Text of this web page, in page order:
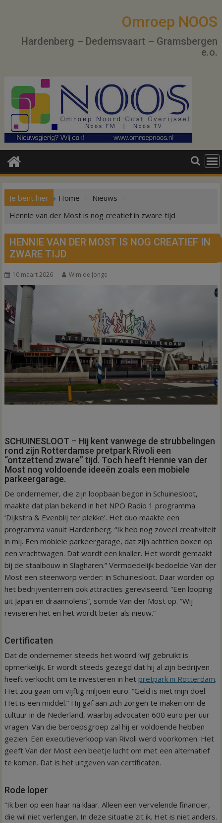
Omroep NOOS
Hardenberg – Dedemsvaart – Gramsbergen
e.o.
Je bent hier Home
Nieuws
Hennie van der Most is nog creatief in zware tijd
HENNIE VAN DER MOST IS NOG CREATIEF IN
ZWARE TIJD
10 maart 2026 Wim de Jonge
SCHUINESLOOT – Hij kent vanwege de strubbelingen
rond zijn Rotterdamse pretpark Rivoli een
“ontzettend zware” tijd. Toch heeft Hennie van der
Most nog voldoende ideeën zoals een mobiele
parkeergarage.
De ondernemer, die zijn loopbaan begon in Schuinesloot,
maakte dat plan bekend in het NPO Radio 1 programma
‘Dijkstra & Evenblij ter plekke’. Het duo maakte een
programma vanuit Hardenberg. “Ik heb nog zoveel creativiteit
in mij. Een mobiele parkeergarage, dat zijn achttien boxen op
een vrachtwagen. Dat wordt een knaller. Het wordt gemaakt
bij de staalbouw in Slagharen.” Vermoedelijk bedoelde Van der
Most een steenworp verder: in Schuinesloot. Daar worden op
het bedrijventerrein ook attracties gereviseerd. “Een looping
uit Japan en draaimolens”, somde Van der Most op. “Wij
reviseren het en het wordt beter als nieuw.”
Certificaten
Dat de ondernemer steeds het woord ‘wij’ gebruikt is
opmerkelijk. Er wordt steeds gezegd dat hij al zijn bedrijven
heeft verkocht om te investeren in hetpretpark in Rotterdam.
Het zou gaan om vijftig miljoen euro. “Geld is niet mijn doel.
Het is een middel.” Hij gaf aan zich zorgen te maken om de
cultuur in de Nederland, waarbij advocaten 600 euro per uur
vragen. Van die beroepsgroep zal hij er voldoende hebben
gezien. Een executieverkoop van Rivoli werd voorkomen. Het
geeft Van der Most een beetje lucht om met een alternatief
te komen. Dat is het uitgeven van certificaten.
Rode loper
“Ik ben op een haar na klaar. Alleen een vervelende financier,
die wil niet verlengen. In deze situatie zit ik. Het is niet anders.